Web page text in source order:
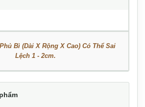
Bì (Dài X Rộng X Cao) Có Thể Sai
Lệch 1 - 2cm.